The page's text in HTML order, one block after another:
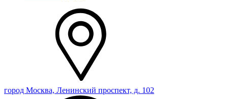
город Москва, Ленинский проспект, д. 102